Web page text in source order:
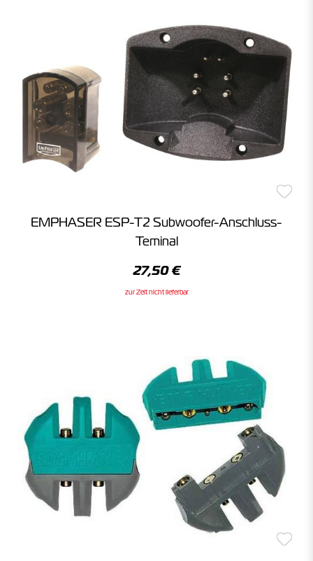
EMPHASER ESP-T2 Subwoofer-Anschluss-
Teminal
27,50 €
zur Zeit nicht lieferbar